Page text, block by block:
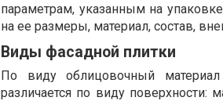
параметрам, указанным на
на ее размеры, материал, состав,
Виды фасадной плитки
По виду облицовочный
различается по виду поверхности: